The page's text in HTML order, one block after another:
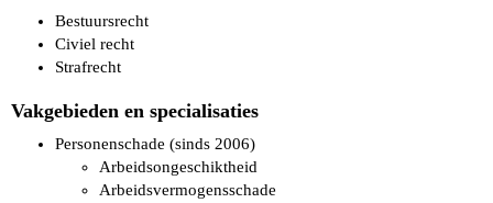
Bestuursrecht
Civiel recht
Strafrecht
Vakgebieden en specialisaties
Personenschade (sinds 2006)
Arbeidsongeschiktheid
Arbeidsvermogensschade